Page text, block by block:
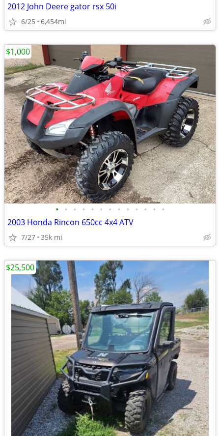
2012 John Deere gator rsx 50i
6/25 6,454mi
• • • • • • • • • • • • •
2003 Honda Rincon 650cc 4x4 ATV
7/27 35k mi
$1,000
$25,500